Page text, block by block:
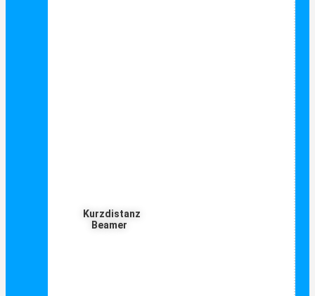
Kurzdistanz
Beamer